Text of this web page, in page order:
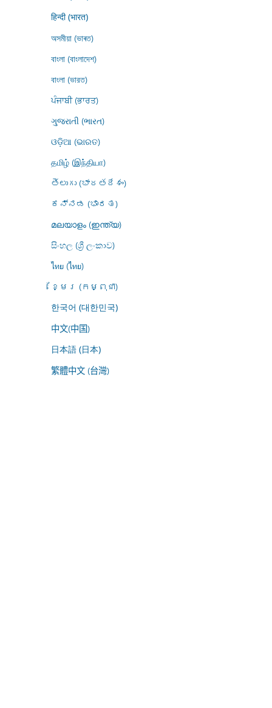
हिन्दी (भारत)
অসমীয়া (ভাৰত)
বাংলা (বাংলাদেশ)
বাংলা (ভারত)
ਪੰਜਾਬੀ (ਭਾਰਤ)
ગુજરાતી (ભારત)
ଓଡ଼ିଆ (ଭାରତ)
தமிழ் (இந்தியா)
తెలుగు (భారతదేశం)
ಕನ್ನಡ (ಭಾರತ)
മലയാളം (ഇന്ത്യ)
සිංහල (ශ්‍රී ලංකාව)
ไทย (ไทย)
ខ្មែរ (កម្ពុជា)
한국어 (대한민국)
中文(中国)
日本語 (日本)
繁體中文 (台灣)